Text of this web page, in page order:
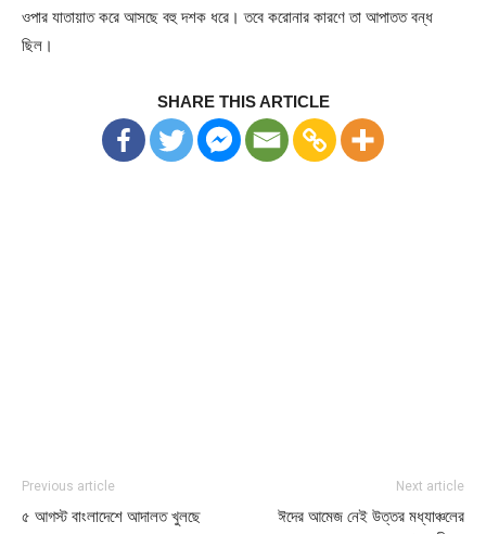
ওপার যাতায়াত করে আসছে বহু দশক ধরে। তবে করোনার কারণে তা আপাতত বন্ধ
ছিল।
SHARE THIS ARTICLE
Previous article
৫ আগস্ট বাংলাদেশে আদালত খুলছে
Next article
ঈদের আমেজ নেই উত্তর মধ্যাঞ্চলের